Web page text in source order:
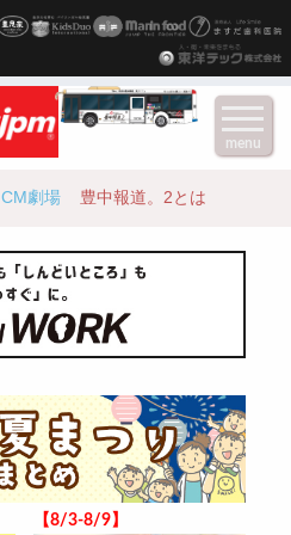
CM劇場 豊中報道。2とは
【8/3-8/9】
menu